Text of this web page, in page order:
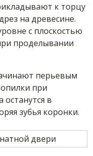
к торцу
на древесине.
с плоскостью
проделывании
перьевым
при
в
зубья коронки.